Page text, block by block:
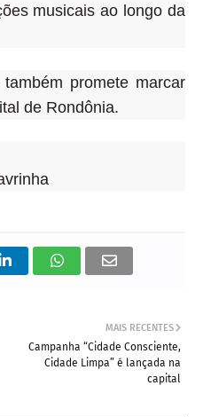
musicais ao longo da
promete marcar
de Rondônia.
MAIS RECENTES
Campanha “Cidade Consciente,
Cidade Limpa” é lançada na
capital